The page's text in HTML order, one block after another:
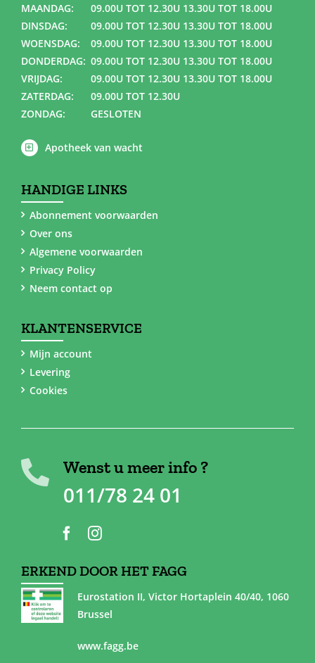
MAANDAG:
09.00U TOT 12.30U 13.30U TOT 18.00U
DINSDAG:
09.00U TOT 12.30U 13.30U TOT 18.00U
WOENSDAG:
09.00U TOT 12.30U 13.30U TOT 18.00U
DONDERDAG: 09.00U TOT 12.30U 13.30U TOT 18.00U
VRIJDAG:
09.00U TOT 12.30U 13.30U TOT 18.00U
ZATERDAG:
09.00U TOT 12.30U
ZONDAG:
GESLOTEN
Apotheek van wacht
HANDIGE LINKS
Abonnement voorwaarden
Over ons
Algemene voorwaarden
Privacy Policy
Neem contact op
KLANTENSERVICE
Mijn account
Levering
Cookies
Wenst u meer info ?
011/78 24 01
ERKEND DOOR HET FAGG
Eurostation II, Victor Hortaplein 40/40, 1060
Brussel
www.fagg.be